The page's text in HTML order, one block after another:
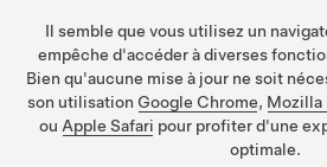
Il semble que vous utilisez un
empêche d'accéder à diverses
Bien qu'aucune mise à jour ne soit
son utilisation Google Chrome, Mozilla
ou Apple Safari pour profiter d'une
optimale.